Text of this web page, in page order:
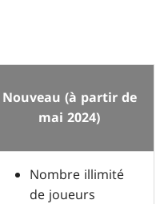
Nouveau (à partir de
mai 2024)
Nombre illimité
de joueurs